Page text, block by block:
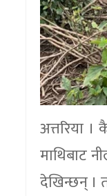
अत्तरिया ।
माथिबाट
देखिन्छन् ।